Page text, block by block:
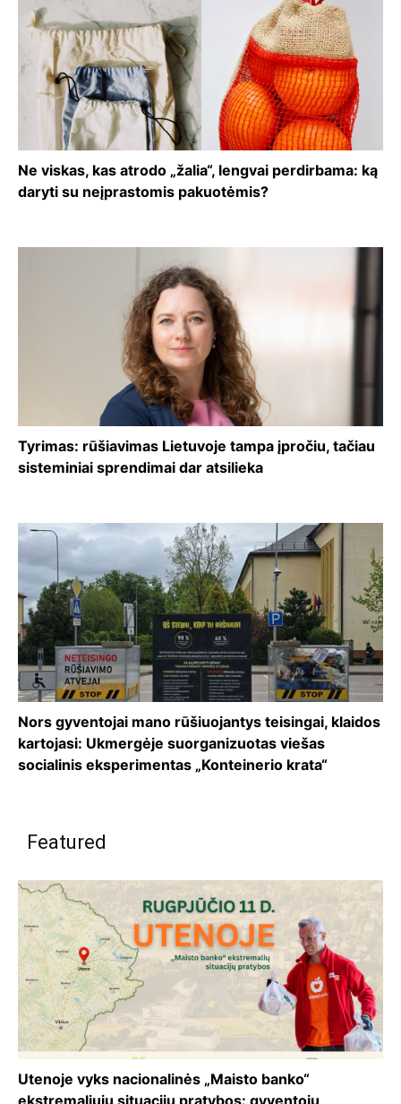
Ne viskas, kas atrodo „žalia“, lengvai perdirbama: ką
daryti su neįprastomis pakuotėmis?
Tyrimas: rūšiavimas Lietuvoje tampa įpročiu, tačiau
sisteminiai sprendimai dar atsilieka
Nors gyventojai mano rūšiuojantys teisingai, klaidos
kartojasi: Ukmergėje suorganizuotas viešas
socialinis eksperimentas „Konteinerio krata“
Featured
Utenoje vyks nacionalinės „Maisto banko“
ekstremaliųjų situacijų pratybos: gyventojų